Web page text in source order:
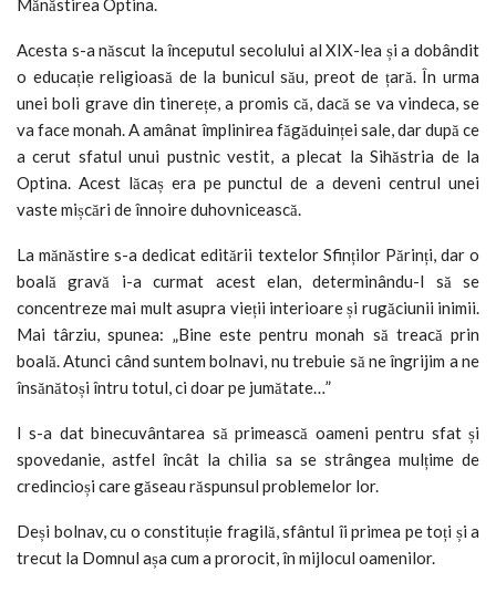
Mănăstirea Optina.
Acesta s-a născut la începutul secolului al XIX-lea și a dobândit
o educație religioasă de la bunicul său, preot de țară. În urma
unei boli grave din tinerețe, a promis că, dacă se va vindeca, se
va face monah. A amânat împlinirea făgăduinței sale, dar după ce
a cerut sfatul unui pustnic vestit, a plecat la Sihăstria de la
Optina. Acest lăcaș era pe punctul de a deveni centrul unei
vaste mișcări de înnoire duhovnicească.
La mănăstire s-a dedicat editării textelor Sfinților Părinți, dar o
boală gravă i-a curmat acest elan, determinându-l să se
concentreze mai mult asupra vieții interioare și rugăciunii inimii.
Mai târziu, spunea: „Bine este pentru monah să treacă prin
boală. Atunci când suntem bolnavi, nu trebuie să ne îngrijim a ne
însănătoși întru totul, ci doar pe jumătate…”
I s-a dat binecuvântarea să primească oameni pentru sfat și
spovedanie, astfel încât la chilia sa se strângea mulțime de
credincioși care găseau răspunsul problemelor lor.
Deși bolnav, cu o constituție fragilă, sfântul îi primea pe toți și a
trecut la Domnul așa cum a prorocit, în mijlocul oamenilor.